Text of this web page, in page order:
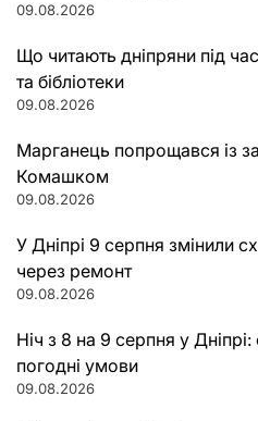
09.08.2026
Що читають дніпряни під
та бібліотеки
09.08.2026
Марганець попрощався із
Комашком
09.08.2026
У Дніпрі 9 серпня змінили
через ремонт
09.08.2026
Ніч з 8 на 9 серпня у Дніпрі:
погодні умови
09.08.2026